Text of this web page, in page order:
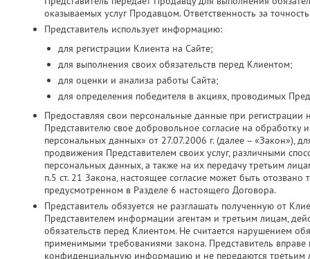
оказываемых услуг Продавцом. Ответственность за
Представитель использует информацию:
для регистрации Клиента на Сайте;
для выполнения своих обязательств перед Клиентом;
для оценки и анализа работы Сайта;
для определения победителя в акциях, проводимых
Предоставляя свои персональные данные при
Представителю свое добровольное согласие на обработку
персональных данных» от 27.07.2006 г. (далее – «Закон»),
продвижения Представителем своих услуг, различными
персональных данных, а также на их передачу третьим
п.5 ст. 21 Закона, настоящее согласие может быть
предусмотренном в Разделе 6 настоящего Договора.
Представитель обязуется не разглашать полученную от
Представителем информации агентам и третьим лицам,
обязательств перед Клиентом. Не считается нарушением
применимыми требованиями закона. Представитель вправе
конфиденциальную информацию и не передаются третьим